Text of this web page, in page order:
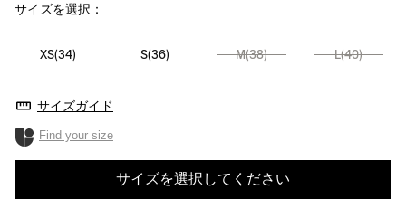
サイズを選択：
XS(34) S(36) M(38) L(40)
サイズガイド
Find your size
サイズを選択してください